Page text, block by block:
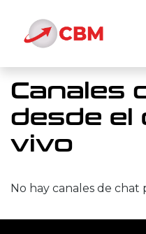
Canales
desde el
vivo
No hay canales de chat